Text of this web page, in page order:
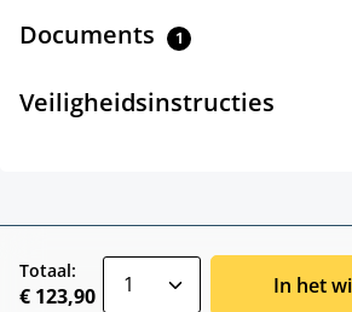
Documents 1
Veiligheidsinstructies
Totaal:
€ 123,90 In het